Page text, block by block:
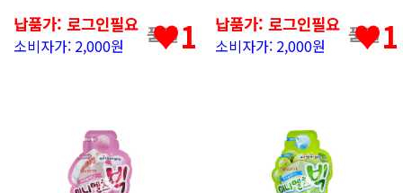
품절
납품가: 로그인필요
소비자가: 2,000원 ♥1 품절
납품가: 로그인필요
소비자가: 2,000원 ♥1